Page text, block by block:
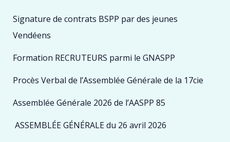
Signature de contrats BSPP par des jeunes
Vendéens
Formation RECRUTEURS parmi le GNASPP
Procès Verbal de l’Assemblée Générale de la 17cie
Assemblée Générale 2026 de l’AASPP 85
ASSEMBLÉE GÉNÉRALE du 26 avril 2026